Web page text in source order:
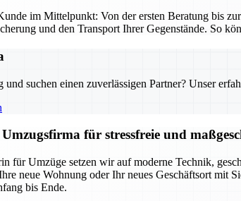
im Mittelpunkt: Von der ersten Beratung bis
und den Transport Ihrer Gegenstände. So
und suchen einen zuverlässigen Partner? Unser
für stressfreie und
für Umzüge setzen wir auf moderne Technik,
neue Wohnung oder Ihr neues Geschäftsort mit
bis Ende.